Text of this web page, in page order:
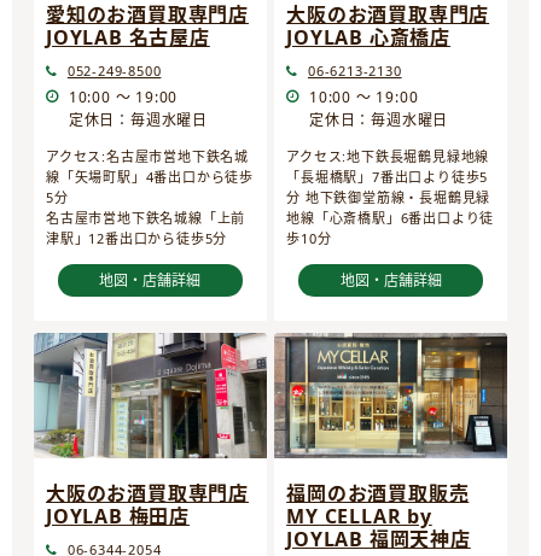
愛知のお酒買取専門店
JOYLAB 名古屋店
052-249-8500
10:00 ～ 19:00
定休日：毎週水曜日
アクセス:名古屋市営地下鉄名城
線「矢場町駅」4番出口から徒歩
5分
名古屋市営地下鉄名城線「上前
津駅」12番出口から徒歩5分
地図・店舗詳細
大阪のお酒買取専門店
JOYLAB 心斎橋店
06-6213-2130
10:00 ～ 19:00
定休日：毎週水曜日
アクセス:地下鉄長堀鶴見緑地線
「長堀橋駅」7番出口より徒歩5
分 地下鉄御堂筋線・長堀鶴見緑
地線「心斎橋駅」6番出口より徒
歩10分
地図・店舗詳細
大阪のお酒買取専門店
JOYLAB 梅田店
06-6344-2054
福岡のお酒買取販売
MY CELLAR by
JOYLAB 福岡天神店